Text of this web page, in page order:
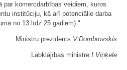
par komercdarbības veidiem, kuros
institūciju, kā arī potenciālie darba
no 13 līdz 25 gadiem)."
Ministru prezidents V.Dombrovskis
Labklājības ministre I.Viņķele